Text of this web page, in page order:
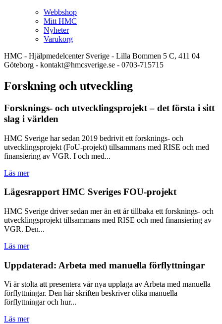
Webbshop
Mitt HMC
Nyheter
Varukorg
HMC - Hjälpmedelcenter Sverige - Lilla Bommen 5 C, 411 04
Göteborg - kontakt@hmcsverige.se - 0703-715715
Forskning och utveckling
Forsknings- och utvecklingsprojekt – det första i sitt
slag i världen
HMC Sverige har sedan 2019 bedrivit ett forsknings- och
utvecklingsprojekt (FoU-projekt) tillsammans med RISE och med
finansiering av VGR. I och med...
Läs mer
Lägesrapport HMC Sveriges FOU-projekt
HMC Sverige driver sedan mer än ett år tillbaka ett forsknings- och
utvecklingsprojekt tillsammans med RISE och med finansiering av
VGR. Den...
Läs mer
Uppdaterad: Arbeta med manuella förflyttningar
Vi är stolta att presentera vår nya upplaga av Arbeta med manuella
förflyttningar. Den här skriften beskriver olika manuella
förflyttningar och hur...
Läs mer